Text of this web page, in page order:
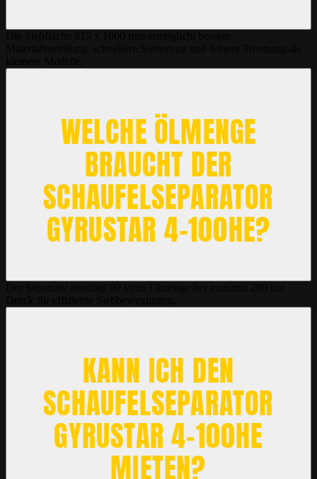
WELCHE ÖLMENGE
BRAUCHT DER
SCHAUFELSEPARATOR
GYRUSTAR 4-100HE?
KANN ICH DEN
SCHAUFELSEPARATOR
GYRUSTAR 4-100HE
MIETEN?